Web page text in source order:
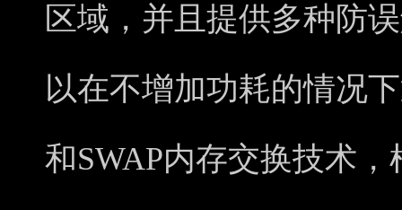
区域，并且提供多种防
以在不增加功耗的情况
和SWAP内存交换技术